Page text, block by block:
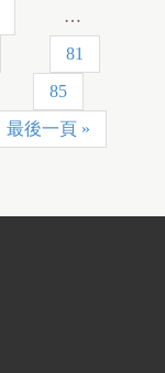
…
81
85
最後一頁 »